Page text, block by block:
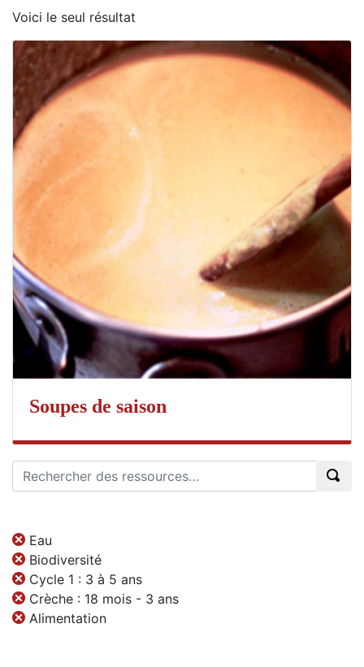
Voici le seul résultat
Soupes de saison
Eau
Biodiversité
Cycle 1 : 3 à 5 ans
Crèche : 18 mois - 3 ans
Alimentation